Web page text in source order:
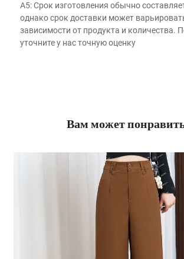
A5: Срок изготовления обычно
однако срок доставки может
зависимости от продукта и количества.
уточните у нас точную оценку
Вам может